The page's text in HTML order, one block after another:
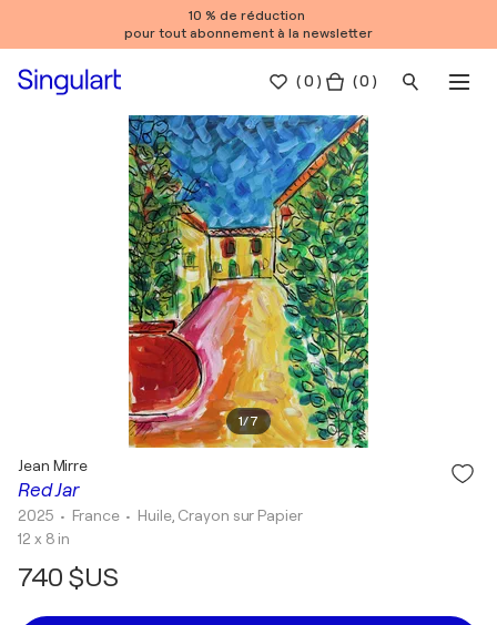
10 % de réduction
pour tout abonnement à la newsletter
(0 ) ( 0 )
1/7
Red Jar
Jean Mirre
2025 • France • Huile, Crayon sur Papier
12 x 8 in
740 $US